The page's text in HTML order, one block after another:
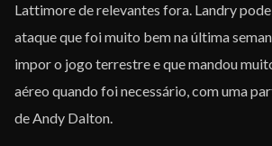
Lattimore de relevantes fora. Landry
ataque que foi muito bem na última
impor o jogo terrestre e que mandou
aéreo quando foi necessário, com uma
de Andy Dalton.